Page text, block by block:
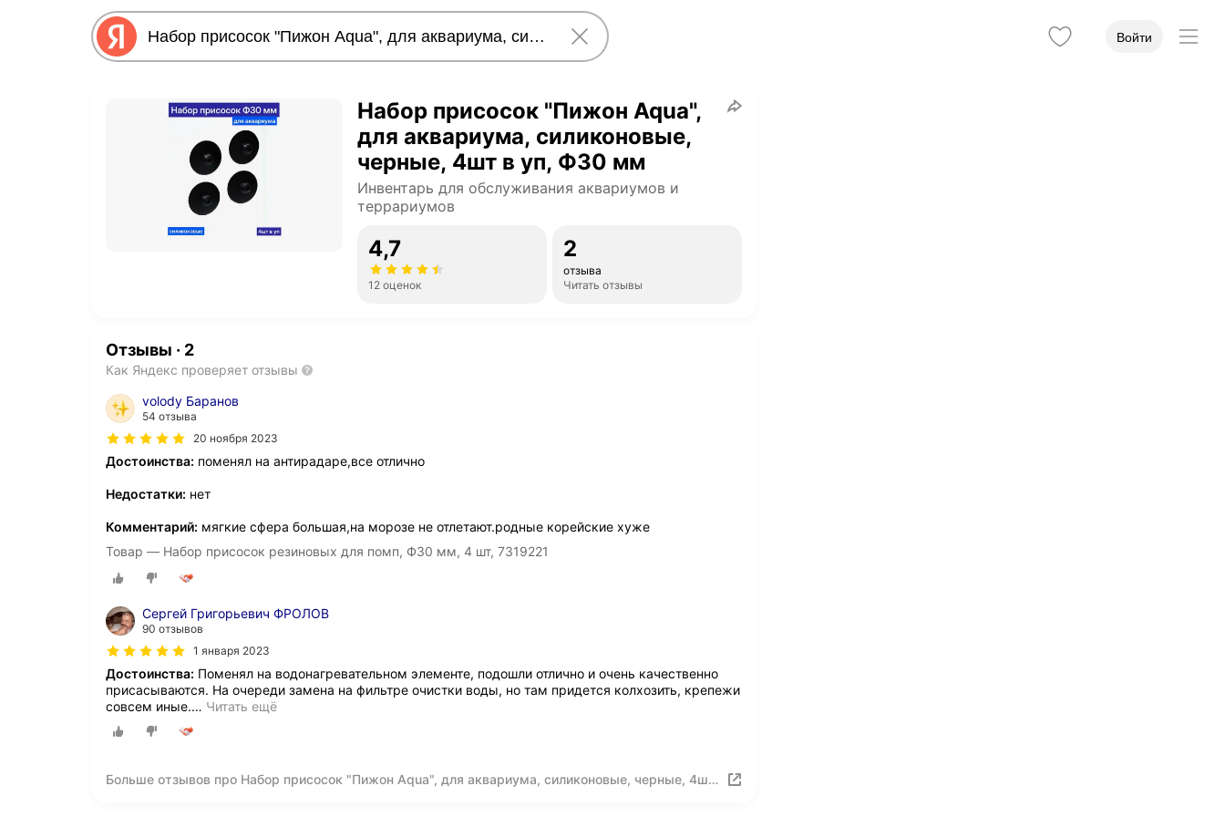
Войти
Набор присосок "Пижон Aqua",
для аквариума, силиконовые,
черные, 4шт в уп, Ф30 мм
Инвентарь для обслуживания аквариумов и
террариумов
4,7
12 оценок
2
отзыва
Читать отзывы
Отзывы · 2
Как Яндекс проверяет отзывы
volody Баранов
54 отзыва
20 ноября 2023
Достоинства: поменял на антирадаре,все отлично
Недостатки: нет
Комментарий: мягкие сфера большая,на морозе не отлетают.родные корейские хуже
Товар — Набор присосок резиновых для помп, Ф30 мм, 4 шт, 7319221
Сергей Григорьевич ФРОЛОВ
90 отзывов
1 января 2023
Достоинства: Поменял на водонагревательном элементе, подошли отлично и очень качественно
присасываются. На очереди замена на фильтре очистки воды, но там придется колхозить, крепежи
совсем иные.… Читать ещё
Больше отзывов про Набор присосок "Пижон Aqua", для аквариума, силиконовые, черные, 4шт